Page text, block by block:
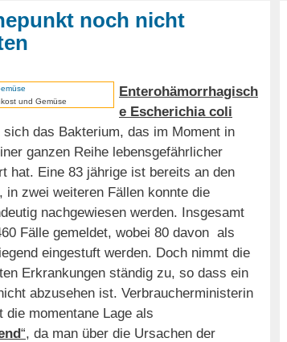
noch nicht
und Gemüse
Enterohämorrhagisch
e Escherichia coli
sich das Bakterium, das im Moment in
ganzen Reihe lebensgefährlicher
hat. Eine 83 jährige ist bereits an den
in zwei weiteren Fällen konnte die
nachgewiesen werden. Insgesamt
Fälle gemeldet, wobei 80 davon als
eingestuft werden. Doch nimmt die
Erkrankungen ständig zu, so dass ein
abzusehen ist. Verbraucherministerin
die momentane Lage als
“, da man über die Ursachen der